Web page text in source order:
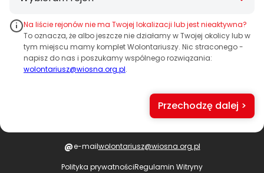
Na liście rejonów nie ma Twojej lokalizacji lub jest nieaktywna?
To oznacza, że albo jeszcze nie działamy w Twojej okolicy lub w
tym miejscu mamy komplet Wolontariuszy. Nic straconego -
napisz do nas i poszukamy wspólnego rozwiązania:
wolontariusz@wiosna.org.pl.
Przechodzę dalej >
@e-mailwolontariusz@wiosna.org.pl
Polityka prywatnościRegulamin Witryny